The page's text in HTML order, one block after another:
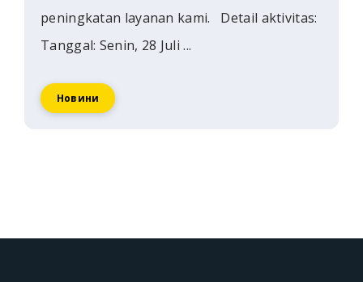
peningkatan layanan kami. Detail aktivitas:
Tanggal: Senin, 28 Juli ...
Новини